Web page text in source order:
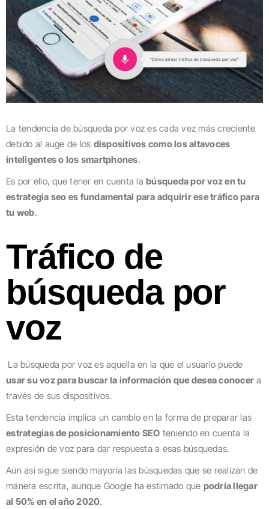
La tendencia de búsqueda por voz es cada vez más creciente
debido al auge de los dispositivos como los altavoces
inteligentes o los smartphones.
Es por ello, que tener en cuenta la búsqueda por voz en tu
estrategia seo es fundamental para adquirir ese tráfico para
tu web.
Tráfico de
búsqueda por
voz
La búsqueda por voz es aquella en la que el usuario puede
usar su voz para buscar la información que desea conocer a
través de sus dispositivos.
Esta tendencia implica un cambio en la forma de preparar las
estrategias de posicionamiento SEO teniendo en cuenta la
expresión de voz para dar respuesta a esas búsquedas.
Aún así sigue siendo mayoría las búsquedas que se realizan de
manera escrita, aunque Google ha estimado que podría llegar
al 50% en el año 2020.